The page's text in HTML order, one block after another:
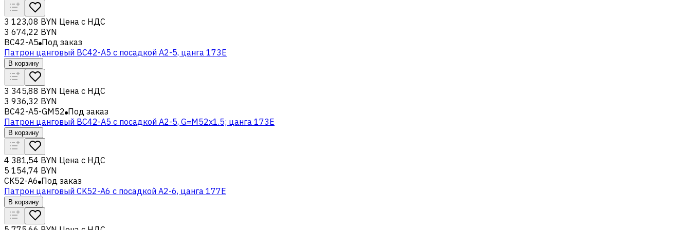
3 123,08 BYN Цена с НДС
3 674,22 BYN
BC42-A5 Под заказ
Патрон цанговый BC42-A5 с посадкой A2-5, цанга 173E
В корзину
3 345,88 BYN Цена с НДС
3 936,32 BYN
BC42-A5-GM52 Под заказ
Патрон цанговый BC42-A5 с посадкой A2-5, G=M52x1.5; цанга 173E
В корзину
4 381,54 BYN Цена с НДС
5 154,74 BYN
CK52-A6 Под заказ
Патрон цанговый CK52-A6 с посадкой A2-6, цанга 177E
В корзину